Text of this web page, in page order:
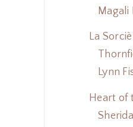
Magali
La
Lynn
Heart of